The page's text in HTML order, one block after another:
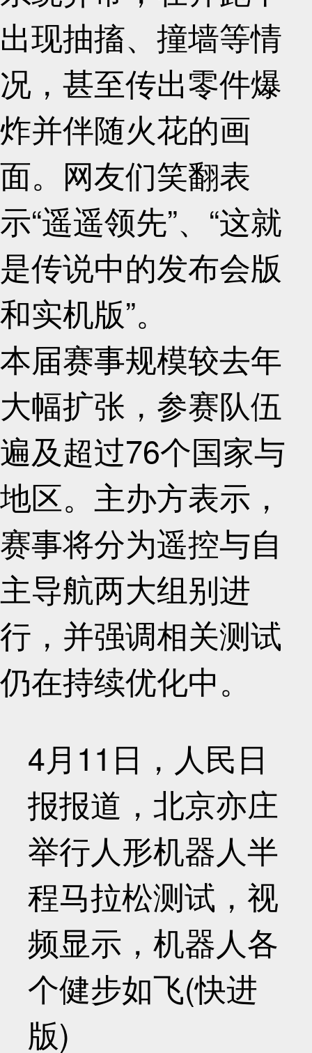
出现抽搐、撞墙等情
况，甚至传出零件爆
炸并伴随火花的画
面。网友们笑翻表
示“遥遥领先”、“这就
是传说中的发布会版
和实机版”。
本届赛事规模较去年
大幅扩张，参赛队伍
遍及超过76个国家与
地区。主办方表示，
赛事将分为遥控与自
主导航两大组别进
行，并强调相关测试
仍在持续优化中。
4月11日，人民日
报报道，北京亦庄
举行人形机器人半
程马拉松测试，视
频显示，机器人各
个健步如飞(快进
版)